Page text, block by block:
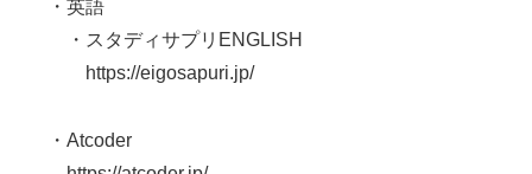
・英語
・スタディサプリENGLISH
https://eigosapuri.jp/
・Atcoder